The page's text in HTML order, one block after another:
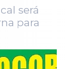
será
para